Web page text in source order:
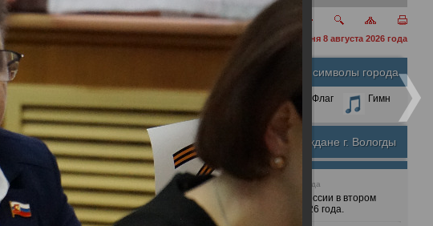
сегодня 8 августа 2026 года
Официальные символы города
Флаг Гимн
Почетные граждане г. Вологды
25 июня 2026 года
Очередные сессии в втором
полугодии 2026 года.